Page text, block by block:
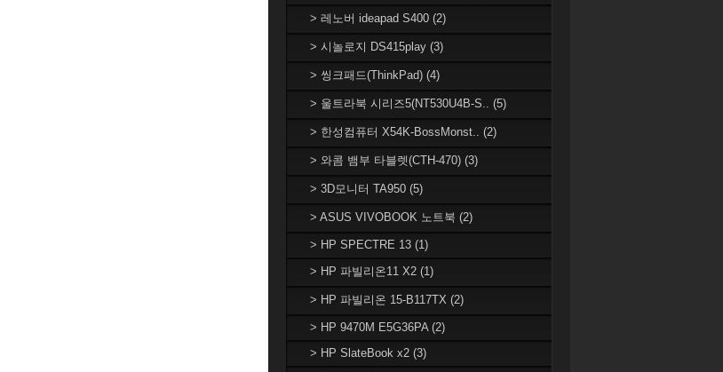
> 레노버 ideapad S400 (2)
> 시놀로지 DS415play (3)
> 씽크패드(ThinkPad) (4)
> 울트라북 시리즈5(NT530U4B-S.. (5)
> 한성컴퓨터 X54K-BossMonst.. (2)
> 와콤 뱀부 타블렛(CTH-470) (3)
> 3D모니터 TA950 (5)
> ASUS VIVOBOOK 노트북 (2)
> HP SPECTRE 13 (1)
> HP 파빌리온11 X2 (1)
> HP 파빌리온 15-B117TX (2)
> HP 9470M E5G36PA (2)
> HP SlateBook x2 (3)